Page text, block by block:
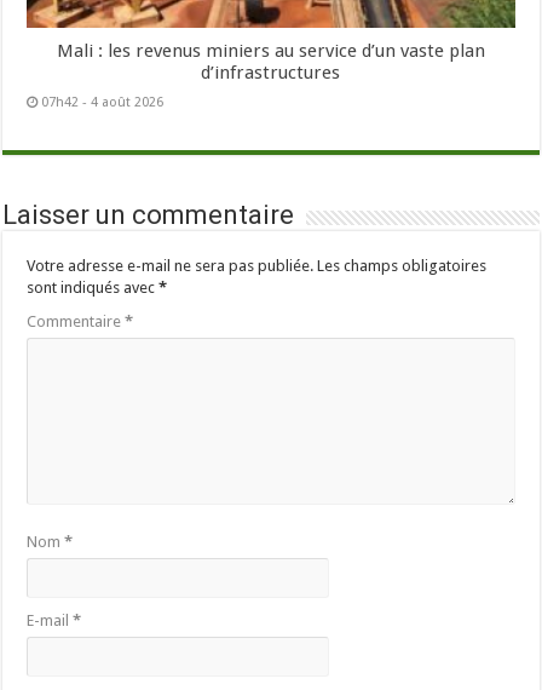
Mali : les revenus miniers au service d’un vaste plan
d’infrastructures
07h42 - 4 août 2026
Laisser un commentaire
Votre adresse e-mail ne sera pas publiée. Les champs obligatoires
sont indiqués avec*
Commentaire*
Nom*
E-mail*